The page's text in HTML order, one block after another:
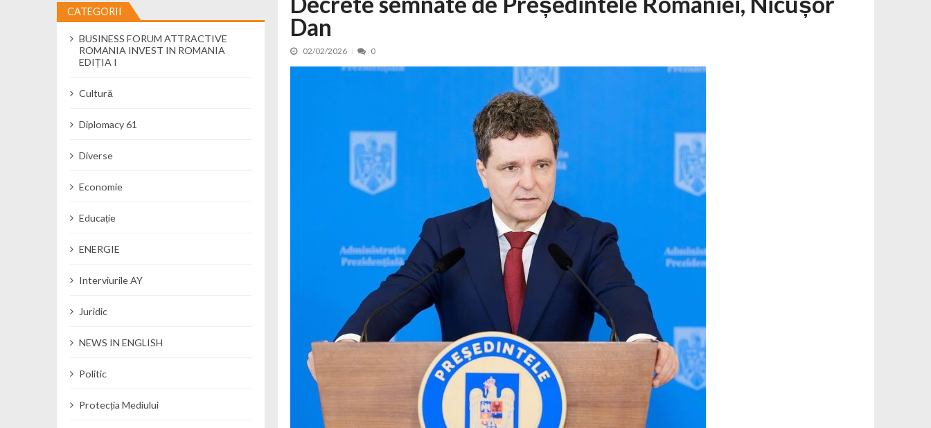
Cseke Attila: Am creat, până în prezent, peste 5.000 de noi locuri în creșe...
Încă o creșă modernă pentru Alba: 40 de locuri noi la Zlatna prin Programul...
15/07/2026
04/08/2026
MMAP pune în consultare publică proiectul Catalogului național al zonelor pri... 04/08/2026
Dan
02/02/2026 0
CATEGORII
BUSINESS FORUM ATTRACTIVE
ROMANIA INVEST IN ROMANIA
EDIȚIA I
Cultură
Diplomacy 61
Diverse
Economie
Educație
ENERGIE
Interviurile AY
Juridic
NEWS IN ENGLISH
Politic
Protecția Mediului